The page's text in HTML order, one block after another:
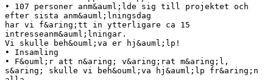
• 107 personer anm&auml;lde sig till projektet och
efter sista anm&auml;lningsdag
har vi f&aring;tt in ytterligare ca 15
intresseanm&auml;lningar.
Vi skulle beh&ouml;va er hj&auml;lp!
• Insamling
• F&ouml;r att n&aring; v&aring;rat m&aring;l,
s&aring; skulle vi beh&ouml;va hj&auml;lp fr&aring;n